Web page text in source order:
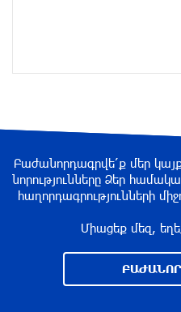
избежать
На автодороге
Оппозиция Грузии
Բաժանորդագրվե՛ք մեր
նորությունները Ձեր
հաղորդագրությունների
Միացեք մեզ,